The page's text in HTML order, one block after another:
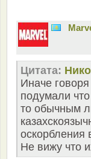
Цитата:
Иначе
подумали
то обычным
оскорбления
Не вижу что